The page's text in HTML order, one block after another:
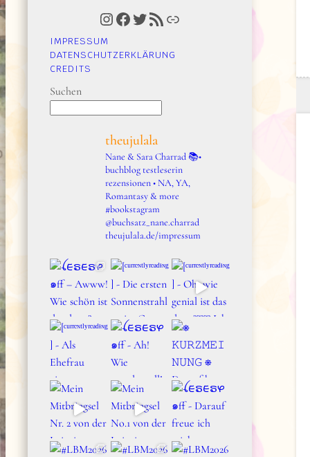
Instagram Facebook Twitter RSS-Feed Link
IMPRESSUM
DATENSCHUTZERKLÄRUNG
CREDITS
Suchen
theujulala
Nane & Sara Charrad 📚•
buchblog testleserin
rezensionen • NA, YA,
Romantasy & more
#bookstagram
@buchsatz_nane.charrad
theujulala.de/impressum